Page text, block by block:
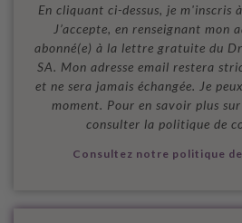
En cliquant ci-dessus, je m'inscris
J’accepte, en renseignant mon
abonné(e) à la lettre gratuite du
SA. Mon adresse email restera
et ne sera jamais échangée. Je
moment. Pour en savoir plus
consulter la politique de
Consultez notre politique